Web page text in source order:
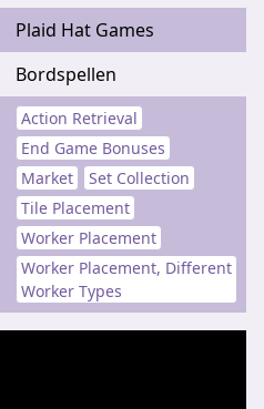
Plaid Hat Games
Bordspellen
Action Retrieval
End Game Bonuses
Market
Set Collection
Tile Placement
Worker Placement
Worker Placement, Different
Worker Types